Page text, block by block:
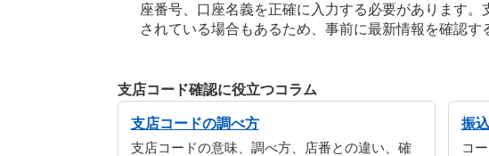
座番号、口座名義を正確に入力する必要があります
されている場合もあるため、事前に最新情報を確認す
支店コード確認に役立つコラム
支店コードの調べ方
支店コードの意味、調べ方、店番との違い、確
振
コ